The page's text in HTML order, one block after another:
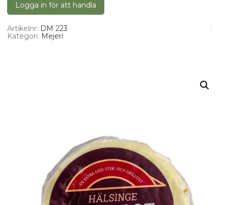
Logga in för att handla
Artikelnr: DM 223
Kategori: Mejeri